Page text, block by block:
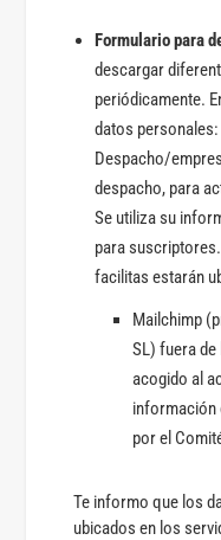
Formulario para
descargar
periódicamente.
datos personales:
Despacho/
despacho, para
Se utiliza su
para
facilitas estarán
Mailchimp
SL) fuera de
acogido al
información
por el
Te informo que los
ubicados en los